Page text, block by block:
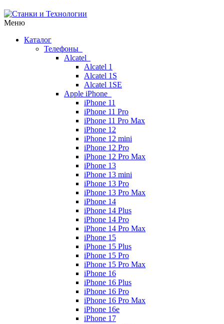
Меню
Каталог
Телефоны
Alcatel
Alcatel 1
Alcatel 1S
Alcatel 1SE
Apple iPhone
iPhone 11
iPhone 11 Pro
iPhone 11 Pro Max
iPhone 12
iPhone 12 mini
iPhone 12 Pro
iPhone 12 Pro Max
iPhone 13
iPhone 13 mini
iPhone 13 Pro
iPhone 13 Pro Max
iPhone 14
iPhone 14 Plus
iPhone 14 Pro
iPhone 14 Pro Max
iPhone 15
iPhone 15 Plus
iPhone 15 Pro
iPhone 15 Pro Max
iPhone 16
iPhone 16 Plus
iPhone 16 Pro
iPhone 16 Pro Max
iPhone 16e
iPhone 17